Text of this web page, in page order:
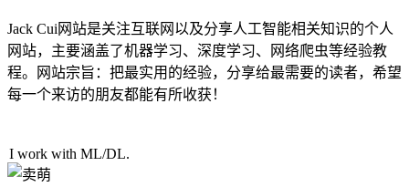
Jack Cui网站是关注互联网以及分享人工智能相关知识的个人
网站，主要涵盖了机器学习、深度学习、网络爬虫等经验教
程。网站宗旨：把最实用的经验，分享给最需要的读者，希望
每一个来访的朋友都能有所收获！
I work with Md!L9N